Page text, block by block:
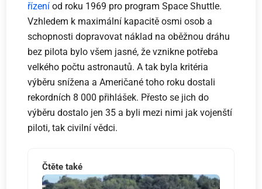
řízení od roku 1969 pro program Space Shuttle.
Vzhledem k maximální kapacitě osmi osob a
schopnosti dopravovat náklad na oběžnou dráhu
bez pilota bylo všem jasné, že vznikne potřeba
velkého počtu astronautů. A tak byla kritéria
výběru snížena a Američané toho roku dostali
rekordních 8 000 přihlášek. Přesto se jich do
výběru dostalo jen 35 a byli mezi nimi jak vojenští
piloti, tak civilní vědci.
Čtěte také